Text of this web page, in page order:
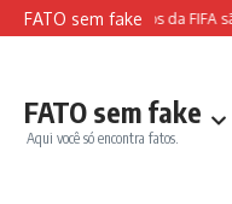
Ir para o conteúdo
FATO sem fakeSites falsos da FIFA
FATO sem fake
Aqui você só encontra fatos.